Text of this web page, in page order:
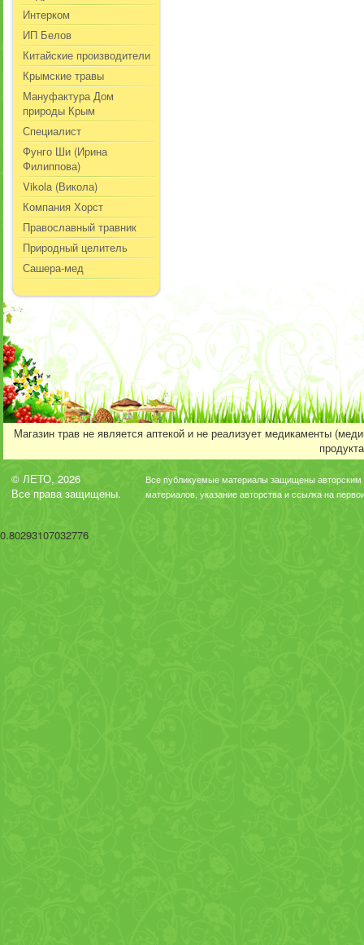
Интерком
ИП Белов
Китайские производители
Крымские травы
Мануфактура Дом
природы Крым
Специалист
Фунго Ши (Ирина
Филиппова)
Vikola (Викола)
Компания Хорст
Православный травник
Природный целитель
Сашера-мед
Магазин трав не является аптекой и не реализует медикаменты
© ЛЕТО, 2026
Все права защищены.
Все публикуемые материалы защищены авторским
материалов, указание авторства и ссылка на
0.80293107032776